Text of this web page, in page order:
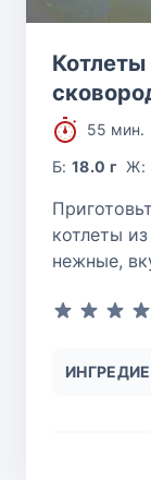
Котлеты
55 мин.
Б:18.0 г Ж:
котлеты
нежные,